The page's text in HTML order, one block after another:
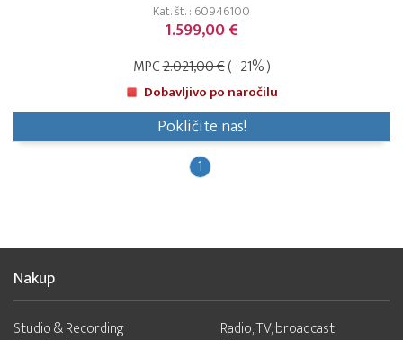
Kat. št. : 60946100
1.599,00 €
MPC2.021,00 €( -21% )
Dobavljivo po naročilu
Pokličite nas!
1
Nakup
Studio & Recording
Radio, TV, broadcast